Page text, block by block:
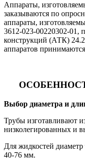
Аппараты,
заказываются по
аппараты,
3612-023-00220302-01,
конструкций (АТК)
аппаратов
Выбор диаметра и
Трубы изготавливают
низколегированных и
Для жидкостей
40-76 мм.